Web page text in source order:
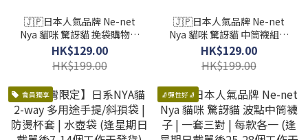
🇯🇵日本人氣品牌 Ne-net
Nya 貓咪 驚訝貓 挽袋購物袋
手提包 (逢星期日截單後25-
28個工作天發貨)
HK$129.00
HK$199.00
🇯🇵日本人氣品牌 Ne-net
Nya 貓咪 驚訝貓 中筒襪組合
| 一套五對 (逢星期日截單後
25-28個工作天發貨)
HK$129.00
HK$199.00
會員獨享 🧦彈性好🧦